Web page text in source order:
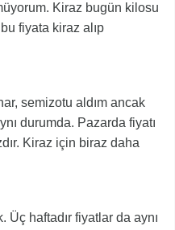
Kiraz bugün kilosu
fiyata kiraz alıp
semizotu aldım ancak
durumda. Pazarda fiyatı
Kiraz için biraz daha
Üç haftadır fiyatlar da aynı